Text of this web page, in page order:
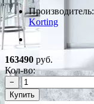
Производитель:
Korting
163490 руб.
Кол-во:
−
Купить